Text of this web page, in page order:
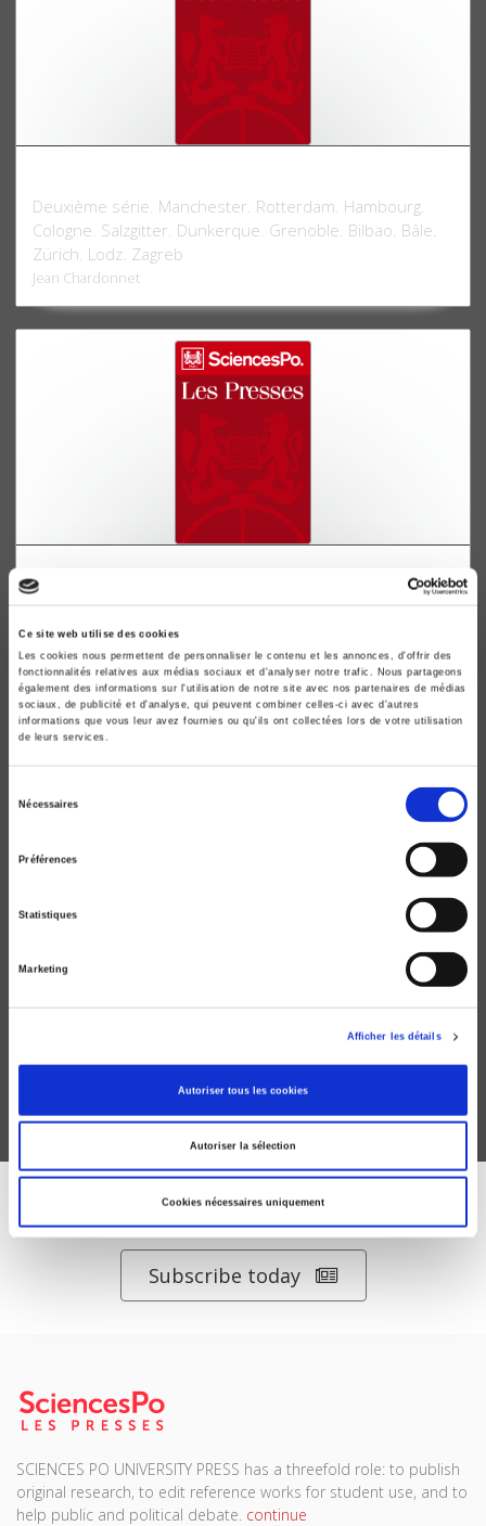
Ce site web utilise des cookies
Les cookies nous permettent de personnaliser le contenu et les annonces, d'offrir des
fonctionnalités relatives aux médias sociaux et d'analyser notre trafic. Nous partageons
également des informations sur l'utilisation de notre site avec nos partenaires de médias
sociaux, de publicité et d'analyse, qui peuvent combiner celles-ci avec d'autres
informations que vous leur avez fournies ou qu'ils ont collectées lors de votre utilisation
de leurs services.
Nécessaires
Préférences
Statistiques
Marketing
Afficher les détails
Autoriser tous les cookies
Autoriser la sélection
Cookies nécessaires uniquement
Deuxième série. Manchester. Rotterdam. Hambourg.
Cologne. Salzgitter. Dunkerque. Grenoble. Bilbao. Bâle.
Zürich. Lodz. Zagreb
Jean Chardonnet
Métropoles économiques
Première série. Londres. Amsterdam. Anvers. Liège.
Francfort. Mannheim. Nuremberg. Linz. Barcelone.
Gênes. Naples. New York
Jean Chardonnet
La sidérurgie française
Progrès ou décadence?
DISCOVER OUR JOURNALS
Subscribe today
SCIENCES PO UNIVERSITY PRESS has a threefold role: to publish
original research, to edit reference works for student use, and to
help public and political debate. continue